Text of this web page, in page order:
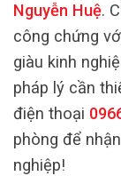
Nguyễn Huệ.
công chứng
giàu kinh
pháp lý cần
điện thoại
phòng để
nghiệp!